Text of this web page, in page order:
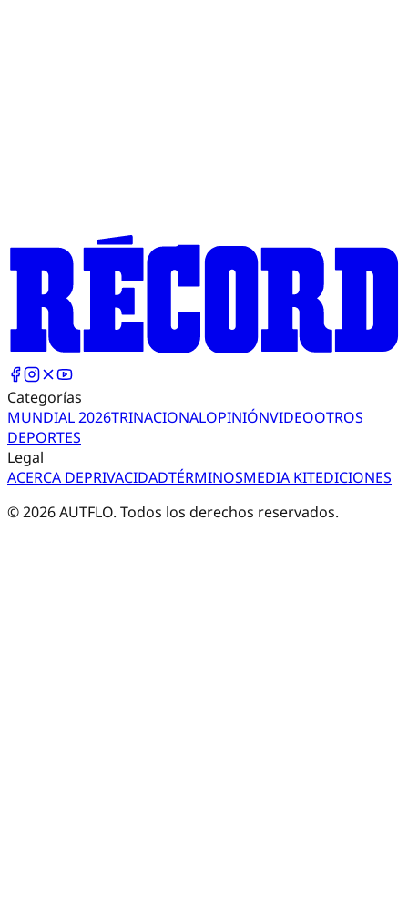
Categorías
MUNDIAL 2026TRINACIONALOPINIÓNVIDEOOTROS
DEPORTES
Legal
ACERCA DEPRIVACIDADTÉRMINOSMEDIA KITEDICIONES
©2026AUTFLO. Todos los derechos reservados.